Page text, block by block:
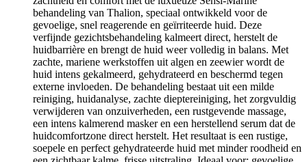
behandeling van Thalion, speciaal ontwikkeld voor de
gevoelige, snel reagerende en geïrriteerde huid. Deze
verfijnde gezichtsbehandeling kalmeert direct, herstelt de
huidbarrière en brengt de huid weer volledig in balans. Met
zachte, mariene werkstoffen uit algen en zeewier wordt de
huid intens gekalmeerd, gehydrateerd en beschermd tegen
externe invloeden. De behandeling bestaat uit een milde
reiniging, huidanalyse, zachte dieptereiniging, het zorgvuldig
verwijderen van onzuiverheden, een rustgevende massage,
een intens kalmerend masker en een herstellend serum dat de
huidcomfortzone direct herstelt. Het resultaat is een rustige,
soepele en perfect gehydrateerde huid met minder roodheid en